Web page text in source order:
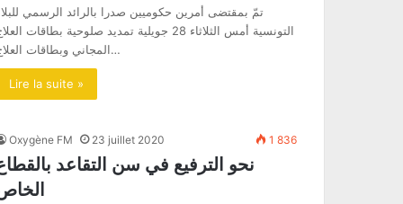
تمّ بمقتضى أمرين حكوميين صدرا بالرائد الرسمي
التونسية أمس الثلاثاء 28 جويلية تمديد صلوحية بطاقات
المجاني وبطاقات العلاج…
Lire la suite »
Oxygène FM 23 juillet 2020 1 836
نحو الترفيع في سن التقاعد